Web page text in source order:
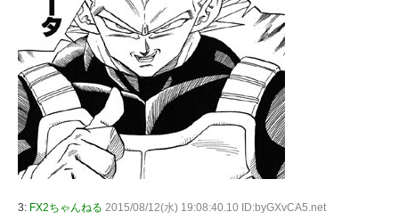
3: FX2ちゃんねる 2015/08/12(水) 19:08:40.10 ID:byGXvCA5.net